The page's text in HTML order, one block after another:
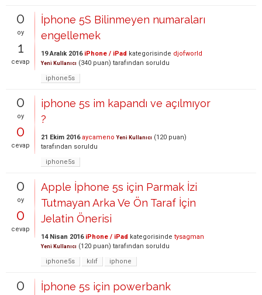
0
oy
1
cevap
İphone 5S Bilinmeyen numaraları
engellemek
19 Aralık 2016 iPhone / iPad kategorisinde djofworld
Yeni Kullanıcı (340 puan) tarafından soruldu
iphone5s
0
oy
0
cevap
iphone 5s im kapandı ve açılmıyor
?
21 Ekim 2016 aycameno Yeni Kullanıcı (120 puan)
tarafından soruldu
iphone5s
0
oy
0
cevap
Apple İphone 5s için Parmak İzi
Tutmayan Arka Ve Ön Taraf İçin
Jelatin Önerisi
14 Nisan 2016 iPhone / iPad kategorisinde tysagman
Yeni Kullanıcı (120 puan) tarafından soruldu
iphone5s
kılıf iphone
0
İphone 5s için powerbank